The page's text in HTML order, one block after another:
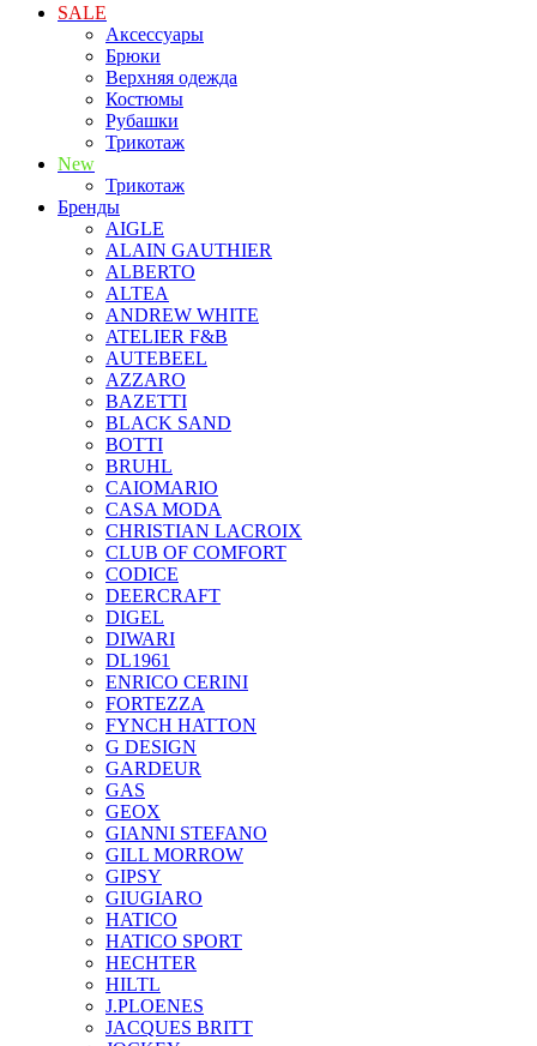
SALE
Аксессуары
Брюки
Верхняя одежда
Костюмы
Рубашки
Трикотаж
New
Трикотаж
Бренды
AIGLE
ALAIN GAUTHIER
ALBERTO
ALTEA
ANDREW WHITE
ATELIER F&B
AUTEBEEL
AZZARO
BAZETTI
BLACK SAND
BOTTI
BRUHL
CAIOMARIO
CASA MODA
CHRISTIAN LACROIX
CLUB OF COMFORT
CODICE
DEERCRAFT
DIGEL
DIWARI
DL1961
ENRICO CERINI
FORTEZZA
FYNCH HATTON
G DESIGN
GARDEUR
GAS
GEOX
GIANNI STEFANO
GILL MORROW
GIPSY
GIUGIARO
HATICO
HATICO SPORT
HECHTER
HILTL
J.PLOENES
JAСQUES BRITT